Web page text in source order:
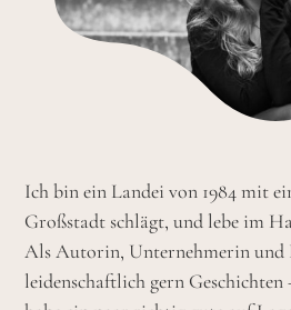
Ich bin ein Landei von 1984 mit
Großstadt schlägt, und lebe im
Als Autorin, Unternehmerin und
leidenschaftlich gern